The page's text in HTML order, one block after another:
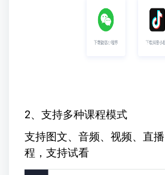
2、支持多种课程模式
支持图文、音频、视频、直
程，支持试看